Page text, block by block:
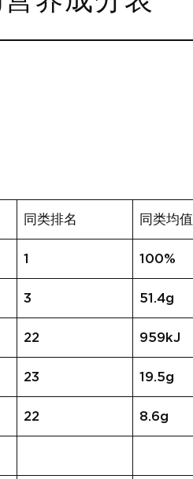
同类排名 同类均值
1 100%
3 51.4g
22 959kJ
23 19.5g
22 8.6g